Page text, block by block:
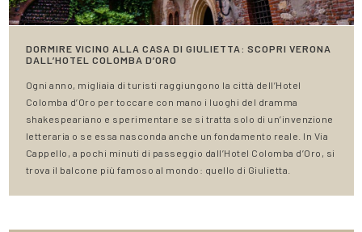
DORMIRE VICINO ALLA CASA DI GIULIETTA: SCOPRI VERONA
DALL’HOTEL COLOMBA D’ORO
Ogni anno, migliaia di turisti raggiungono la città dell’Hotel
Colomba d’Oro per toccare con mano i luoghi del dramma
shakespeariano e sperimentare se si tratta solo di un’invenzione
letteraria o se essa nasconda anche un fondamento reale. In Via
Cappello, a pochi minuti di passeggio dall’Hotel Colomba d’Oro, si
trova il balcone più famoso al mondo: quello di Giulietta.